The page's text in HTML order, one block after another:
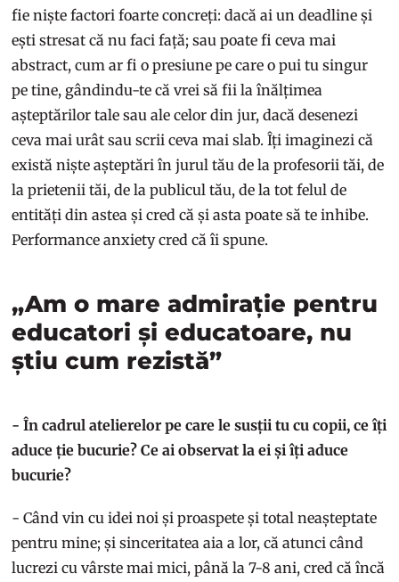
fie niște factori foarte concreți: dacă ai un deadline și
ești stresat că nu faci față; sau poate fi ceva mai
abstract, cum ar fi o presiune pe care o pui tu singur
pe tine, gândindu-te că vrei să fii la înălțimea
așteptărilor tale sau ale celor din jur, dacă desenezi
ceva mai urât sau scrii ceva mai slab. Îți imaginezi că
există niște așteptări în jurul tău de la profesorii tăi, de
la prietenii tăi, de la publicul tău, de la tot felul de
entități din astea și cred că și asta poate să te inhibe.
Performance anxiety cred că îi spune.
„Am o mare admirație pentru
educatori și educatoare, nu
știu cum rezistă”
- În cadrul atelierelor pe care le susții tu cu copii, ce îți
aduce ție bucurie? Ce ai observat la ei și îți aduce
bucurie?
- Când vin cu idei noi și proaspete și total neașteptate
pentru mine; și sinceritatea aia a lor, că atunci când
lucrezi cu vârste mai mici, până la 7-8 ani, cred că încă